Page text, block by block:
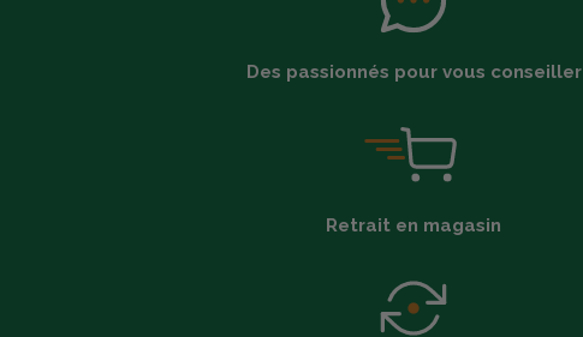
Des passionnés pour vous conseiller
Retrait en magasin